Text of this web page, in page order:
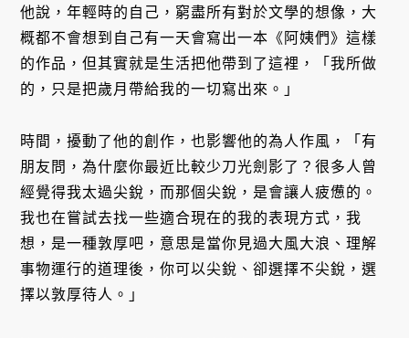
他說，年輕時的自己，窮盡所有對於文學的想像，大
概都不會想到自己有一天會寫出一本《阿姨們》這樣
的作品，但其實就是生活把他帶到了這裡，「我所做
的，只是把歲月帶給我的一切寫出來。」
時間，擾動了他的創作，也影響他的為人作風，「有
朋友問，為什麼你最近比較少刀光劍影了？很多人曾
經覺得我太過尖銳，而那個尖銳，是會讓人疲憊的。
我也在嘗試去找一些適合現在的我的表現方式，我
想，是一種敦厚吧，意思是當你見過大風大浪、理解
事物運行的道理後，你可以尖銳、卻選擇不尖銳，選
擇以敦厚待人。」